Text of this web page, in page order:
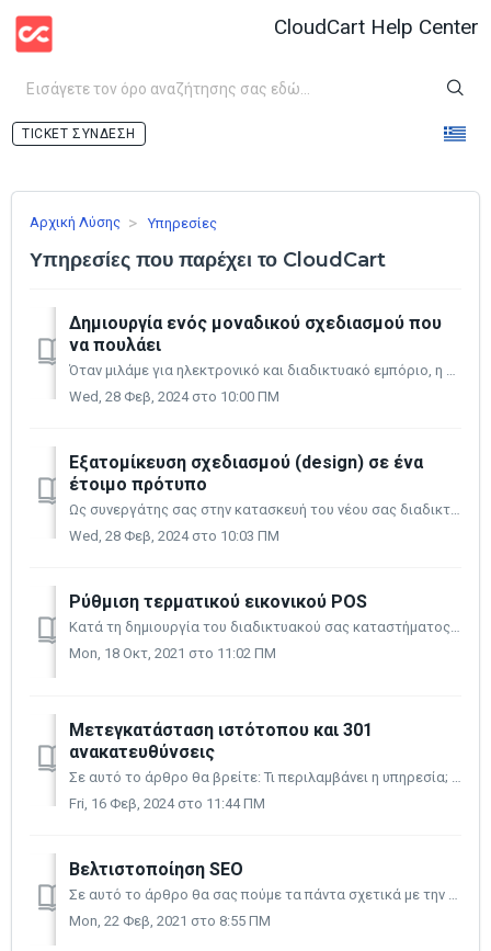
CloudCart Help Center
ΣΎΝΔΕΣΗ
Αρχική Λύσης Υπηρεσίες
Υπηρεσίες που παρέχει το CloudCart
Δημιουργία ενός μοναδικού σχεδιασμού που
να πουλάει
Όταν μιλάμε για ηλεκτρονικό και διαδικτυακό εμπόριο, η εμφάνιση του καταστήματος σας έχει εξαιρετικά μεγάλη σημασία για την επιτυχή ανάπτυξη της επιχείρησ...
Wed, 28 Φεβ, 2024 στο 10:00 ΠΜ
Εξατομίκευση σχεδιασμού (design) σε ένα
έτοιμο πρότυπο
Ως συνεργάτης σας στην κατασκευή του νέου σας διαδικτυακού καταστήματος και στη βελτίωση της ανάπτυξης της διαδικτυακής σας επιχείρησης, το CloudCart σας πρ...
Wed, 28 Φεβ, 2024 στο 10:03 ΠΜ
Ρύθμιση τερματικού εικονικού POS
Κατά τη δημιουργία του διαδικτυακού σας καταστήματος, ένα από τα πρώτα και σημαντικότερα βήματα είναι η επιλογή μιας βολικής μεθόδου πληρωμής, μέσω της οποί...
Mon, 18 Οκτ, 2021 στο 11:02 ΠΜ
Μετεγκατάσταση ιστότοπου και 301
ανακατευθύνσεις
Σε αυτό το άρθρο θα βρείτε: Τι περιλαμβάνει η υπηρεσία; Ενημέρωση πληροφοριών Ζητήστε την υπηρεσία Εάν έχετε διαδικτυακό κατάστημα, ανεξάρτητα από ...
Fri, 16 Φεβ, 2024 στο 11:44 ΠΜ
Βελτιστοποίηση SEO
Σε αυτό το άρθρο θα σας πούμε τα πάντα σχετικά με την υπηρεσία «Βελτιστοποίηση SEO» και γιατί αποτελεί προϋπόθεση για την επιτυχία σας στο διαδίκτυο και γι...
Mon, 22 Φεβ, 2021 στο 8:55 ΠΜ